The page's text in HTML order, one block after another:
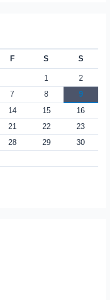
F S S
1
2
7 8
9
14 15
16
21 22
23
28 29
30